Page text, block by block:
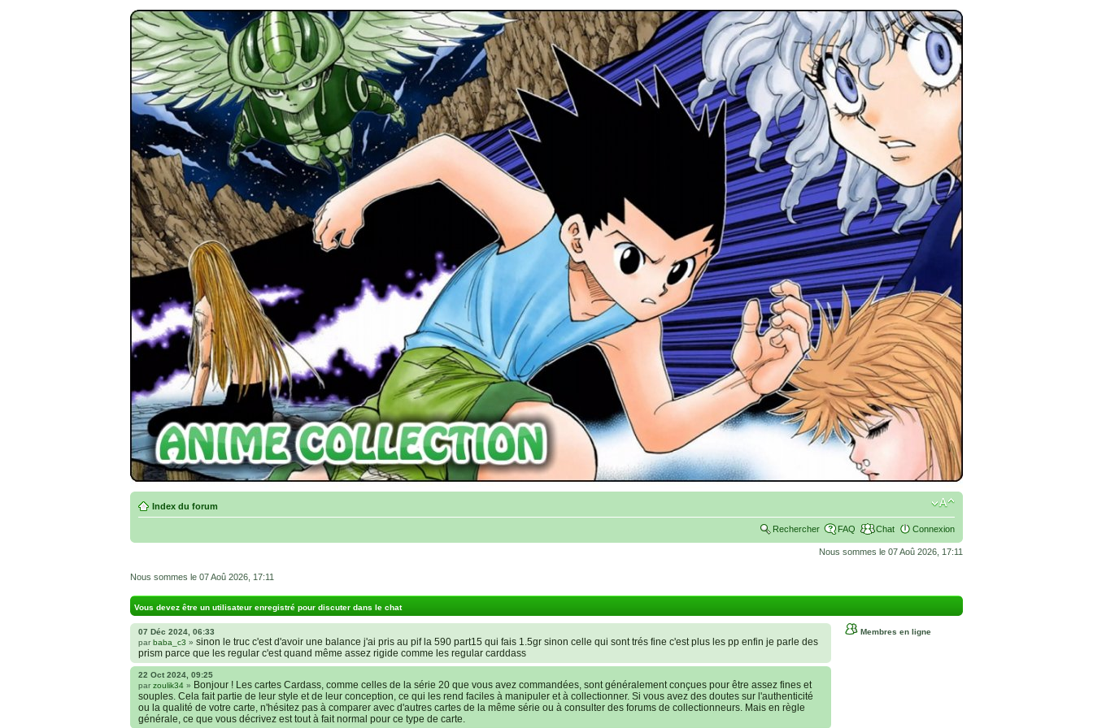
Index du forum
Rechercher FAQ Chat Connexion
Nous sommes le 07 Aoû 2026, 17:11
Nous sommes le 07 Aoû 2026, 17:11
Vous devez être un utilisateur enregistré pour discuter dans le chat
07 Déc 2024, 06:33
par baba_c3 » sinon le truc c'est d'avoir une balance j'ai pris au pif la 590 part15 qui fais 1.5gr sinon celle qui sont trés fine c'est plus les pp enfin je parle des
prism parce que les regular c'est quand même assez rigide comme les regular carddass
22 Oct 2024, 09:25
par zoulik34 » Bonjour ! Les cartes Cardass, comme celles de la série 20 que vous avez commandées, sont généralement conçues pour être assez fines et
souples. Cela fait partie de leur style et de leur conception, ce qui les rend faciles à manipuler et à collectionner. Si vous avez des doutes sur l'authenticité
ou la qualité de votre carte, n'hésitez pas à comparer avec d'autres cartes de la même série ou à consulter des forums de collectionneurs. Mais en règle
générale, ce que vous décrivez est tout à fait normal pour ce type de carte.
Membres en ligne